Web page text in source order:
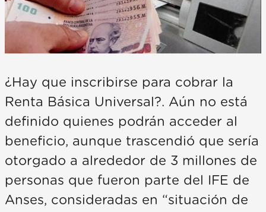
¿Hay que inscribirse para cobrar la
Renta Básica Universal?. Aún no está
definido quienes podrán acceder al
beneficio, aunque trascendió que sería
otorgado a alrededor de 3 millones de
personas que fueron parte del IFE de
Anses, consideradas en “situación de